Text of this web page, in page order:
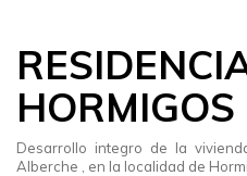
HORMIGOS
Desarrollo integro de la
Alberche , en la localidad de